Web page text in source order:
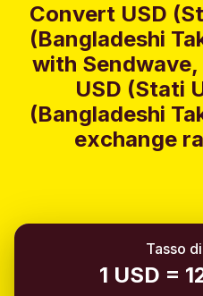
Convert USD
(Bangladeshi
with
USD (Stati
(Bangladeshi
exchange
Tasso
1 USD =